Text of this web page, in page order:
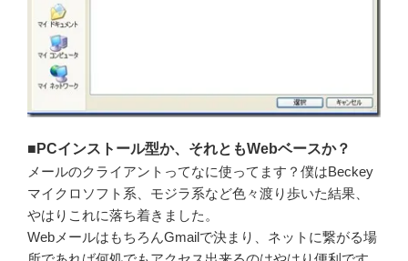
■PCインストール型か、それともWebベースか？
メールのクライアントってなに使ってます？僕はBeckey
マイクロソフト系、モジラ系など色々渡り歩いた結果、
やはりこれに落ち着きました。
WebメールはもちろんGmailで決まり、ネットに繋がる場